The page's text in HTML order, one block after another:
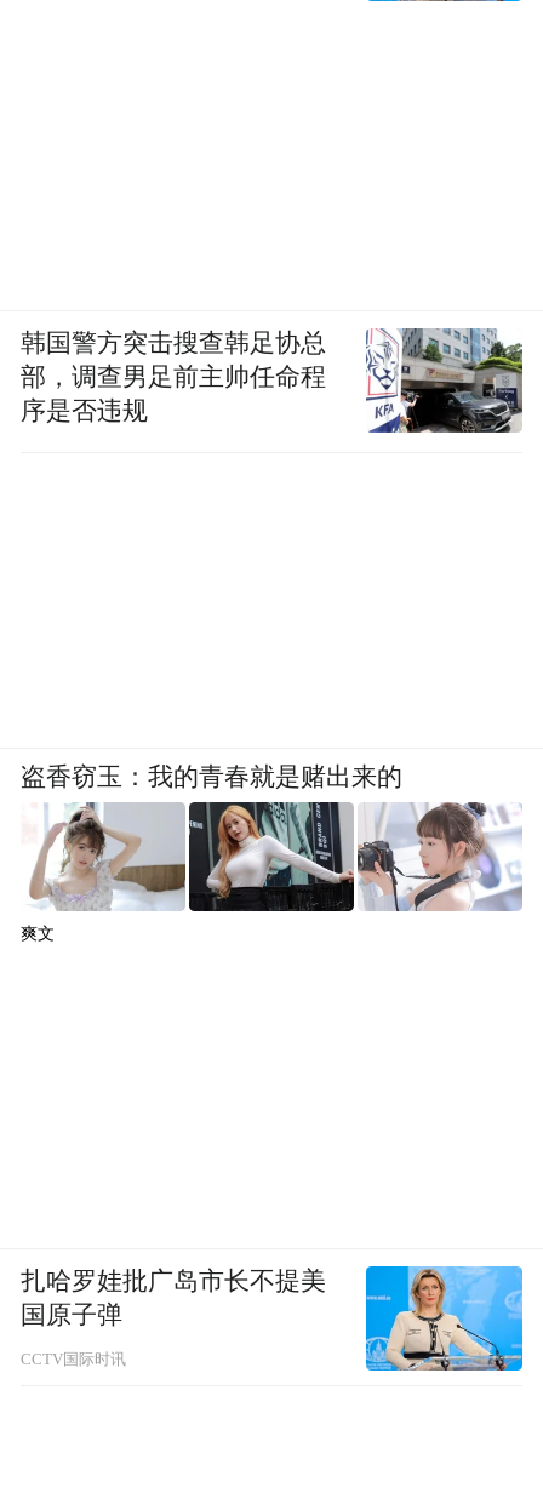
韩国警方突击搜查韩足协总
部，调查男足前主帅任命程
序是否违规
盗香窃玉：我的青春就是赌出来的
爽文
扎哈罗娃批广岛市长不提美
国原子弹
CCTV国际时讯